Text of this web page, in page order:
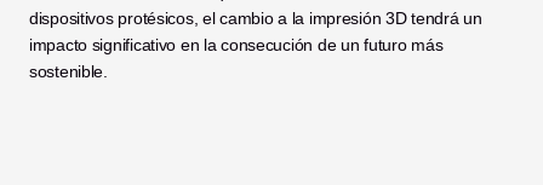
dispositivos protésicos, el cambio a la impresión 3D tendrá un
impacto significativo en la consecución de un futuro más
sostenible.